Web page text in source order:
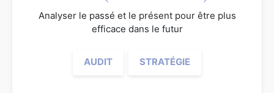
Analyser le passé et le présent pour être plus
efficace dans le futur
AUDIT STRATÉGIE